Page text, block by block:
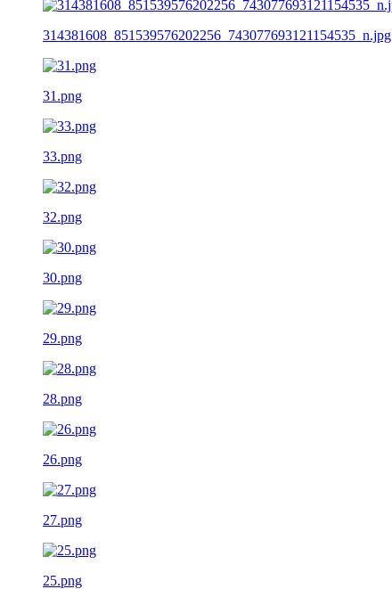
314381608_851539576202256_743077693121154535_n.jpg
31.png
33.png
32.png
30.png
29.png
28.png
26.png
27.png
25.png